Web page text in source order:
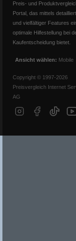
Preis- und
Portal, das mittels
und vielfältiger Features
optimale Hilfestellung bei
Kaufentscheidung bietet.
Ansicht wählen: Mobile
Copyright © 1997-2026
Preisvergleich Internet
AG